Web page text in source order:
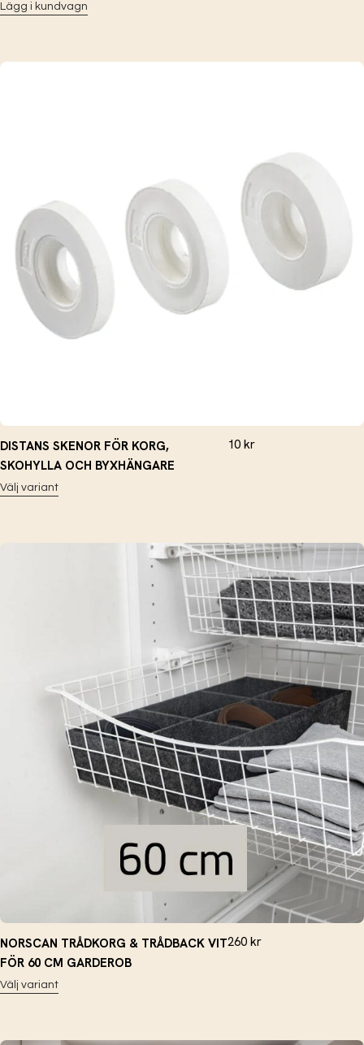
Lägg i kundvagn
DISTANS SKENOR FÖR KORG,
SKOHYLLA OCH BYXHÄNGARE
Välj variant
10 kr
NORSCAN TRÅDKORG & TRÅDBACK VIT
FÖR 60 CM GARDEROB
Välj variant
260 kr